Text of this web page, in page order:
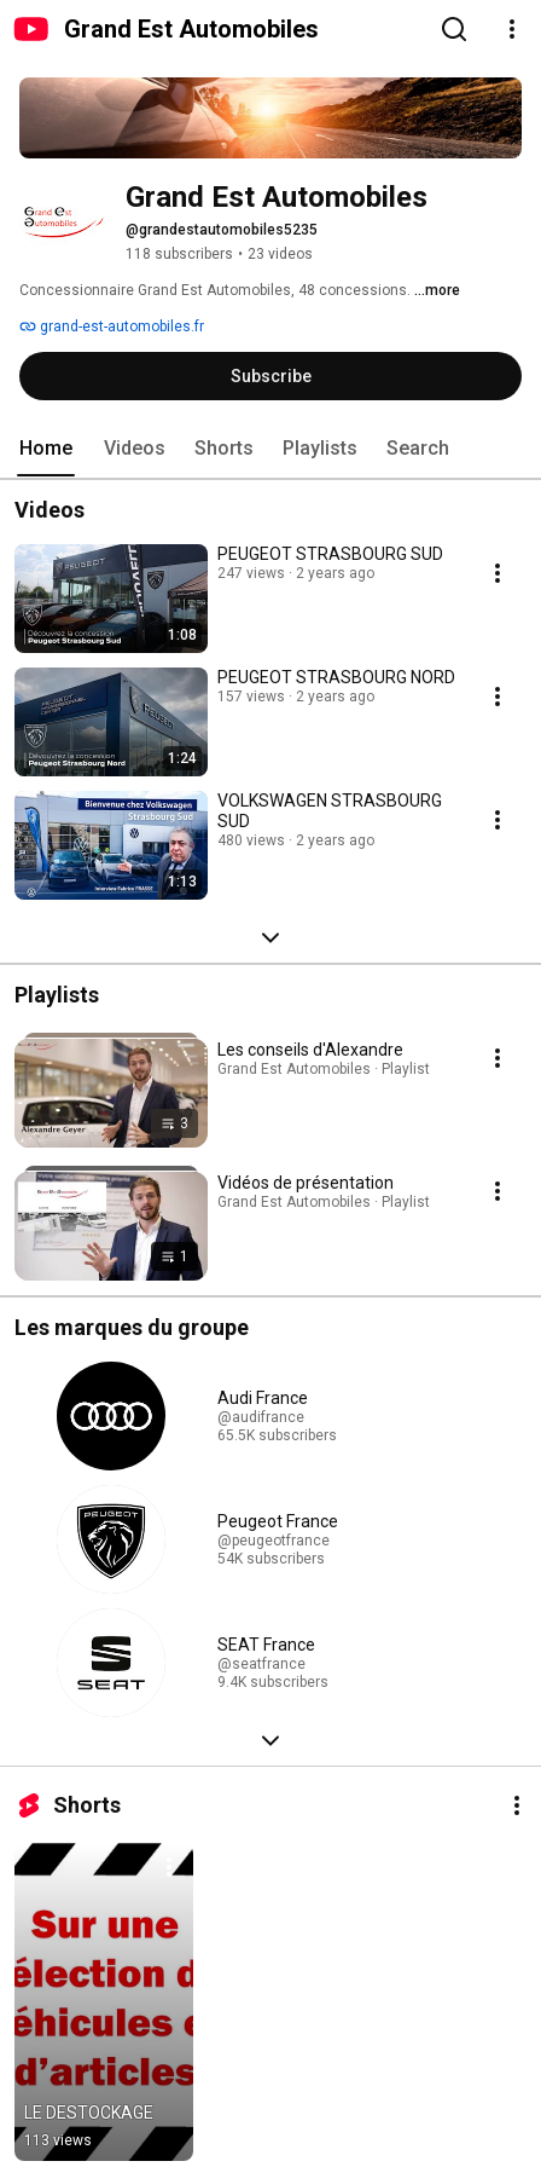
Grand Est Automobiles
Grand Est Automobiles
@grandestautomobiles5235
118 subscribers • 23 videos
Concessionnaire Grand Est Automobiles, 48 concessions. ...more
grand-est-automobiles.fr
Subscribe
Home Videos Shorts Playlists Search
Videos
1:08
PEUGEOT STRASBOURG SUD
247 views 2 years ago
1:24
PEUGEOT STRASBOURG NORD
157 views 2 years ago
1:13
VOLKSWAGEN STRASBOURG
SUD
480 views 2 years ago
Playlists
3
Les conseils d'Alexandre
Grand Est Automobiles · Playlist
1
Vidéos de présentation
Grand Est Automobiles · Playlist
Les marques du groupe
Audi France
@audifrance
65.5K subscribers
Peugeot France
@peugeotfrance
54K subscribers
SEAT France
@seatfrance
9.4K subscribers
Shorts
LE DESTOCKAGE
113 views